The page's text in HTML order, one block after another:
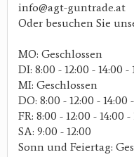
info@agt-guntrade.at
Oder besuchen Sie
MO: Geschlossen
DI: 8:00 - 12:00 - 14:00 -
MI: Geschlossen
DO: 8:00 - 12:00 - 14:00
FR: 8:00 - 12:00 - 14:00 -
SA: 9:00 - 12:00
Sonn und Feiertag: